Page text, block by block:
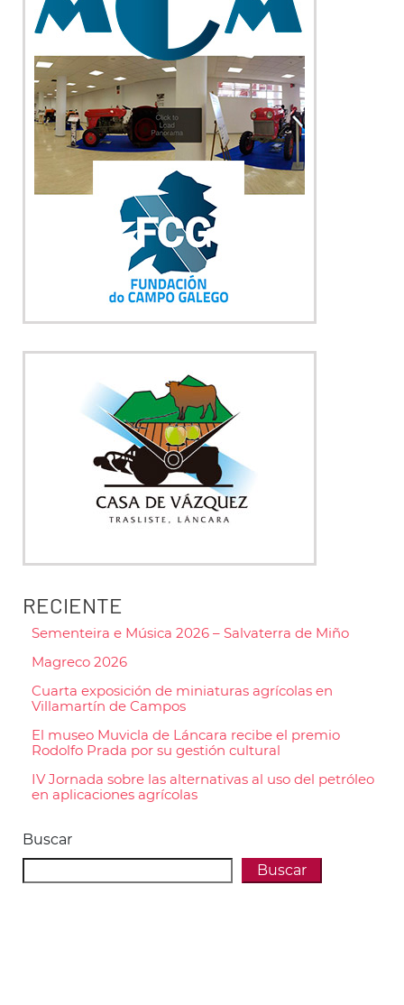
RECIENTE
Sementeira e Música 2026 – Salvaterra de Miño
Magreco 2026
Cuarta exposición de miniaturas agrícolas en
Villamartín de Campos
El museo Muvicla de Láncara recibe el premio
Rodolfo Prada por su gestión cultural
IV Jornada sobre las alternativas al uso del petróleo
en aplicaciones agrícolas
Buscar
Buscar